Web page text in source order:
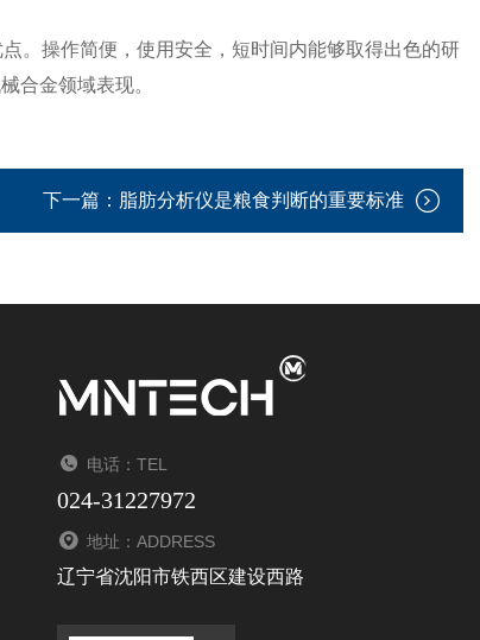
操作简便，使用安全，短时间内能够取得出色的研
合金领域表现。
下一篇： 脂肪分析仪是粮食判断的重要标准
电话：TEL
024-31227972
地址：ADDRESS
辽宁省沈阳市铁西区建设西路